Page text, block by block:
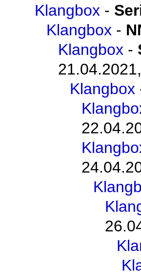
Klangbox -
Klangbox -
Klangbox -
Klangbox